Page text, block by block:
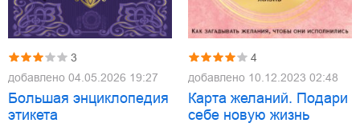
3
добавлено 04.05.2026 19:27
Большая энциклопедия
этикета
4
добавлено 10.12.2023 02:48
Карта желаний. Подари
себе новую жизнь